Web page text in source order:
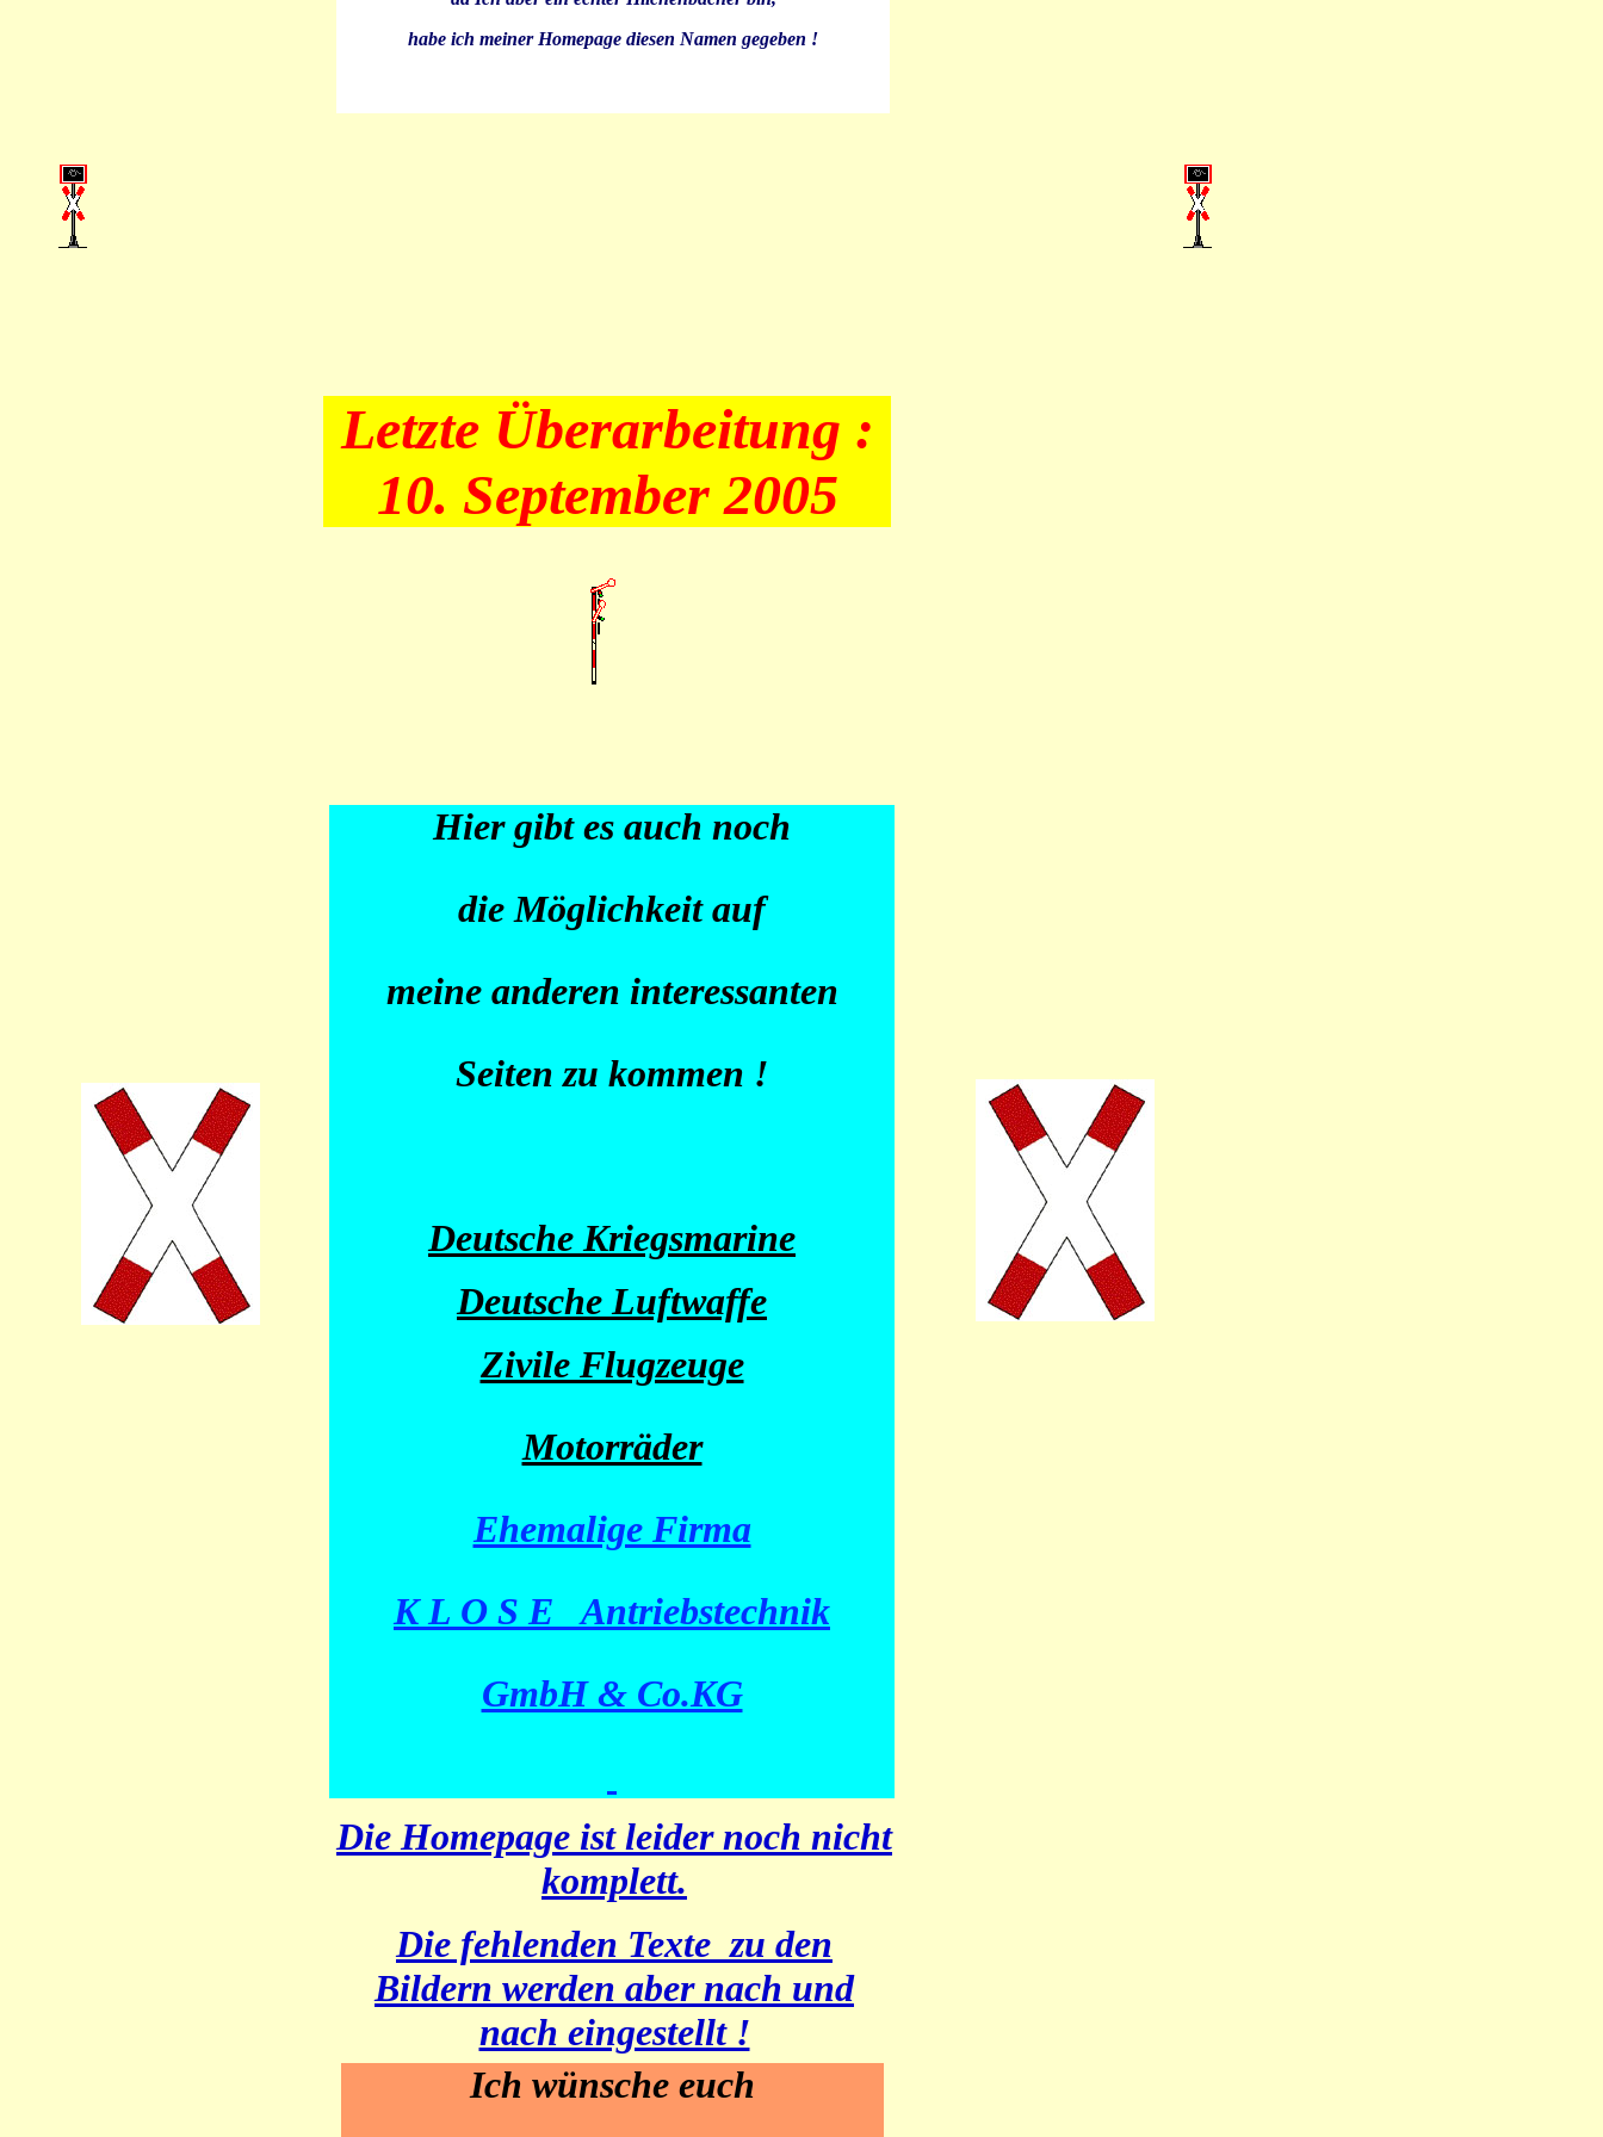
habe ich meiner Homepage diesen Namen gegeben !
Letzte Überarbeitung :
10. September 2005
Hier gibt es auch noch
die Möglichkeit auf
meine anderen interessanten
Seiten zu kommen !
Deutsche Kriegsmarine
Deutsche Luftwaffe
Zivile Flugzeuge
Motorräder
Ehemalige Firma
K L O S E Antriebstechnik
GmbH & Co.KG
Die Homepage ist leider noch nicht
komplett.
Die fehlenden Texte zu den
Bildern werden aber nach und
nach eingestellt !
Ich wünsche euch